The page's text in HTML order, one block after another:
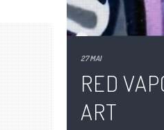
27 MAI
RED
ART